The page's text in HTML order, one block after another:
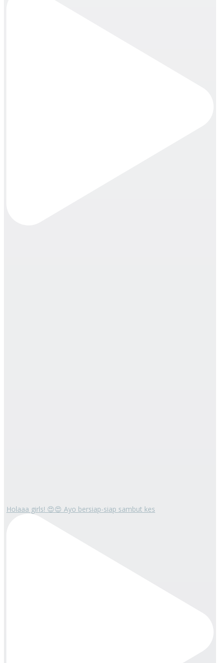
Holaaa girls! 😍😍 Ayo bersiap-siap sambut kes